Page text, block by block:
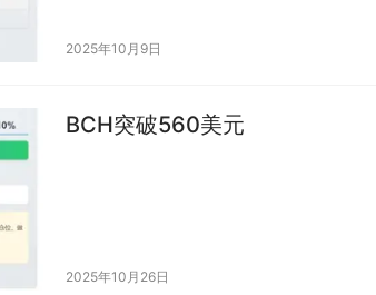
2025年10月9日
BCH突破560美元
2025年10月26日